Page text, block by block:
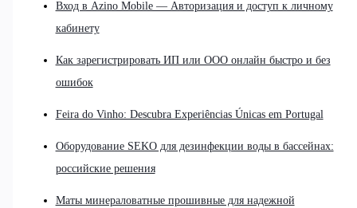
Вход в Azino Mobile — Авторизация и доступ к личному
кабинету
Как зарегистрировать ИП или ООО онлайн быстро и без
ошибок
Feira do Vinho: Descubra Experiências Únicas em Portugal
Оборудование SEKO для дезинфекции воды в бассейнах:
российские решения
Маты минераловатные прошивные для надежной